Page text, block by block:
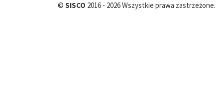
© SISCO 2016 - 2026 Wszystkie prawa zastrzeżone.